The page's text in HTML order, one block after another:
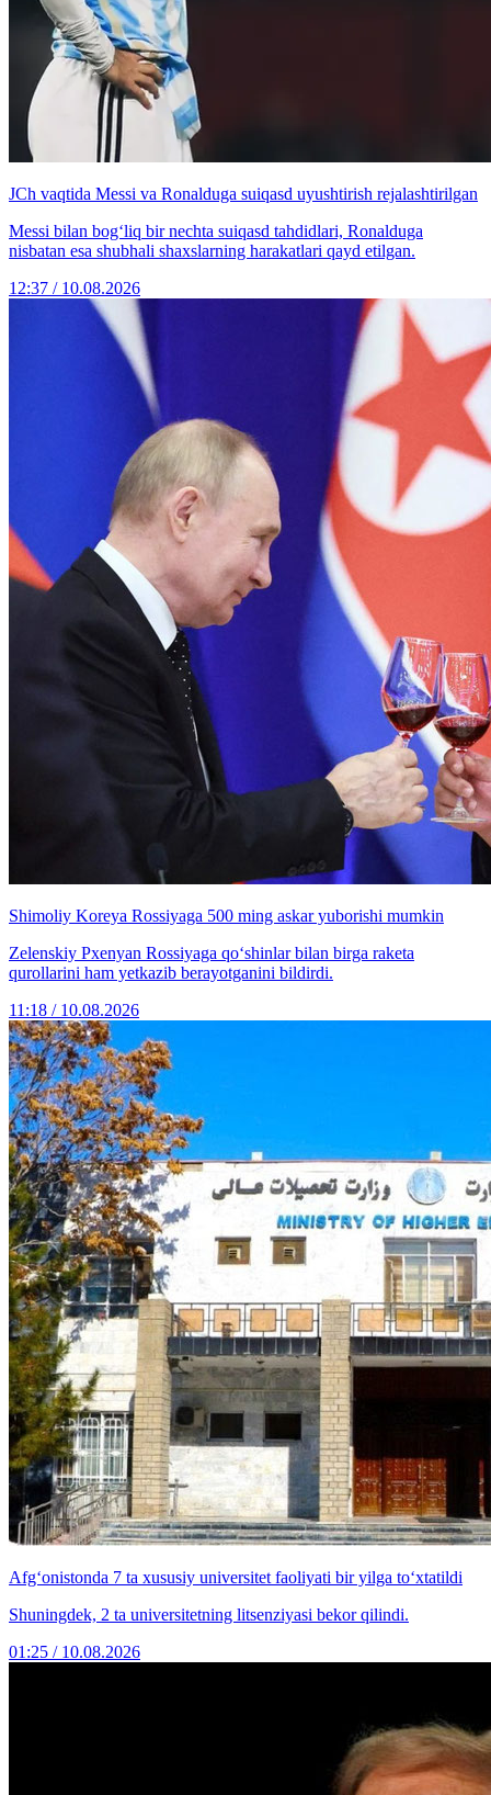
JCh vaqtida Messi va Ronalduga suiqasd uyushtirish rejalashtirilgan
Messi bilan bog‘liq bir nechta suiqasd tahdidlari, Ronalduga
nisbatan esa shubhali shaxslarning harakatlari qayd etilgan.
12:37 / 10.08.2026
Shimoliy Koreya Rossiyaga 500 ming askar yuborishi mumkin
Zelenskiy Pxenyan Rossiyaga qo‘shinlar bilan birga raketa
qurollarini ham yetkazib berayotganini bildirdi.
11:18 / 10.08.2026
Afg‘onistonda 7 ta xususiy universitet faoliyati bir yilga to‘xtatildi
Shuningdek, 2 ta universitetning litsenziyasi bekor qilindi.
01:25 / 10.08.2026